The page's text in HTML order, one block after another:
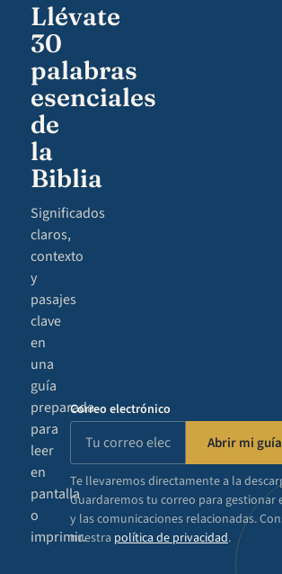
Llévate
30
palabras
esenciales
de
la
Biblia
Significados
claros,
contexto
y
pasajes
clave
en
una
guía
preparada
para
leer
en
pantalla
o
imprimir.
Correo electrónico
Abrir mi
Te llevaremos directamente a la
Guardaremos tu correo para gestionar
y las comunicaciones relacionadas.
nuestra política de privacidad.